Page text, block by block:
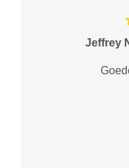
Jeffrey